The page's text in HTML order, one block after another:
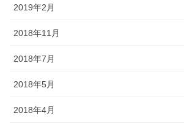
2019年2月
2018年11月
2018年7月
2018年5月
2018年4月